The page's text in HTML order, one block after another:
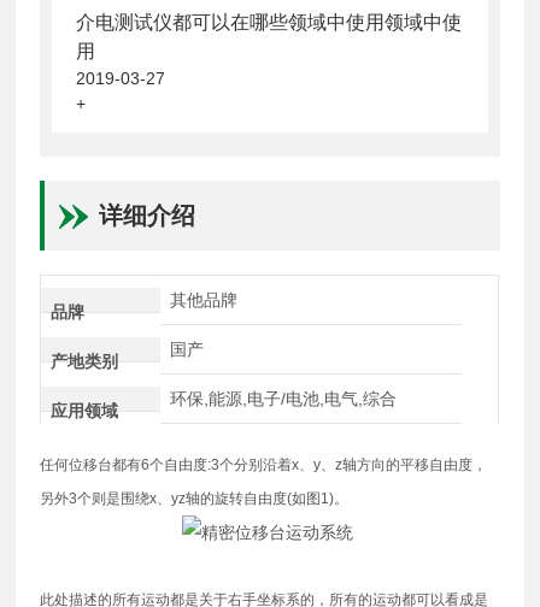
介电测试仪都可以在哪些领域中使用领域中使
用
2019-03-27
+
详细介绍
品牌
其他品牌
产地类别
国产
应用领域
环保,能源,电子/电池,电气,综合
任何位移台都有6个自由度:3个分别沿着x、y、z轴方向的平移自由度，
另外3个则是围绕x、yz轴的旋转自由度(如图1)。
此处描述的所有运动都是关于右手坐标系的，所有的运动都可以看成是